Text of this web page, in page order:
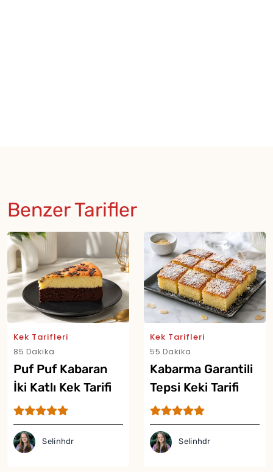
Benzer Tarifler
Kek Tarifleri
85 Dakika
Puf Puf Kabaran
İki Katlı Kek Tarifi
Selinhdr
Kek Tarifleri
55 Dakika
Kabarma Garantili
Tepsi Keki Tarifi
Selinhdr